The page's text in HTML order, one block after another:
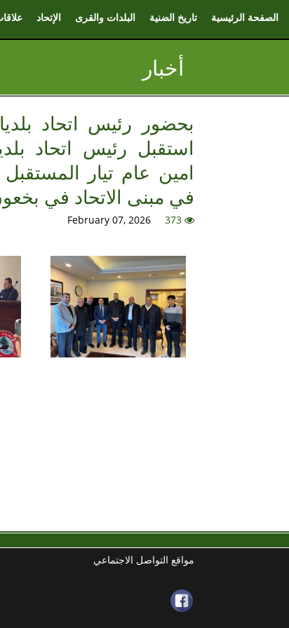
الصفحة الرئيسية تاريخ الضنية البلدات والقرى الإتحاد
أخبار
بحضور رئيس اتحاد
استقبل رئيس اتحاد
امين عام تيار
في مبنى الاتحاد في
373
February 07, 2026
مواقع التواصل الاجتماعي